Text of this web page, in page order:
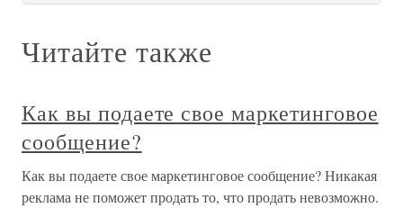
Читайте также
Как вы подаете свое маркетинговое
сообщение?
Как вы подаете свое маркетинговое сообщение? Никакая
реклама не поможет продать то, что продать невозможно.